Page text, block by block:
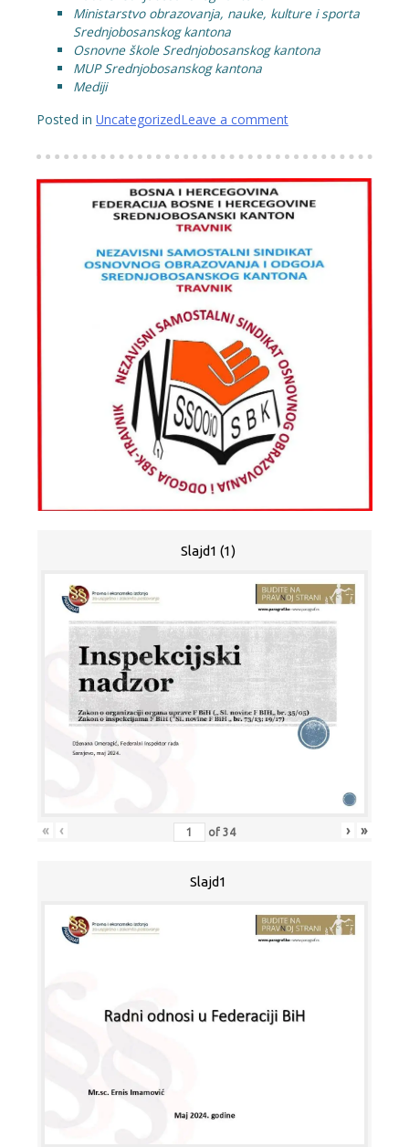
Ministarstvo obrazovanja, nauke, kulture i sporta
Srednjobosanskog kantona
Osnovne škole Srednjobosanskog kantona
MUP Srednjobosanskog kantona
Mediji
Posted in UncategorizedLeave a comment
Slajd1 (1)
« ‹ of 34 › »
Slajd1